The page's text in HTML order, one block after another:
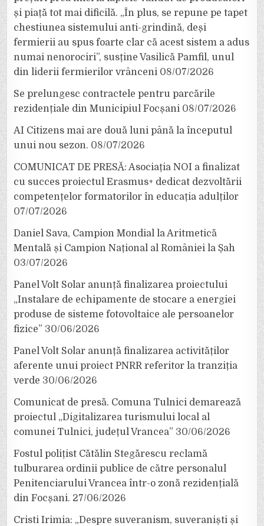
și piață tot mai dificilă. „În plus, se repune pe tapet
chestiunea sistemului anti-grindină, deși
fermierii au spus foarte clar că acest sistem a adus
numai nenorociri”, susține Vasilică Pamfil, unul
din liderii fermierilor vrânceni 08/07/2026
Se prelungesc contractele pentru parcările
rezidențiale din Municipiul Focșani 08/07/2026
AI Citizens mai are două luni până la începutul
unui nou sezon. 08/07/2026
COMUNICAT DE PRESĂ: Asociația NOI a finalizat
cu succes proiectul Erasmus+ dedicat dezvoltării
competențelor formatorilor în educația adulților
07/07/2026
Daniel Sava, Campion Mondial la Aritmetică
Mentală și Campion Național al României la Șah
03/07/2026
Panel Volt Solar anunță finalizarea proiectului
„Instalare de echipamente de stocare a energiei
produse de sisteme fotovoltaice ale persoanelor
fizice” 30/06/2026
Panel Volt Solar anunță finalizarea activităților
aferente unui proiect PNRR referitor la tranziția
verde 30/06/2026
Comunicat de presă. Comuna Tulnici demarează
proiectul „Digitalizarea turismului local al
comunei Tulnici, județul Vrancea” 30/06/2026
Fostul polițist Cătălin Stegărescu reclamă
tulburarea ordinii publice de către personalul
Penitenciarului Vrancea într-o zonă rezidențială
din Focșani. 27/06/2026
Cristi Irimia: „Despre suveranism, suveraniști și